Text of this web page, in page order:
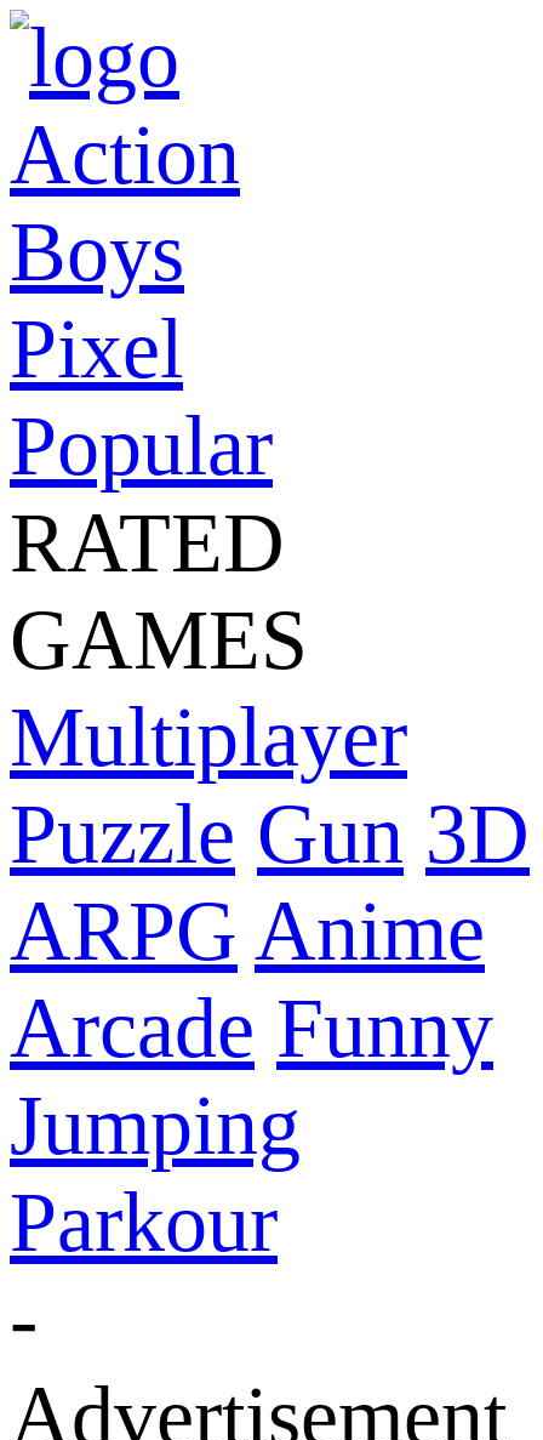
Action
Boys
Pixel
Popular
RATED
GAMES
Multiplayer
Puzzle Gun 3D
ARPG Anime
Arcade Funny
Jumping
Parkour
-
Advertisement